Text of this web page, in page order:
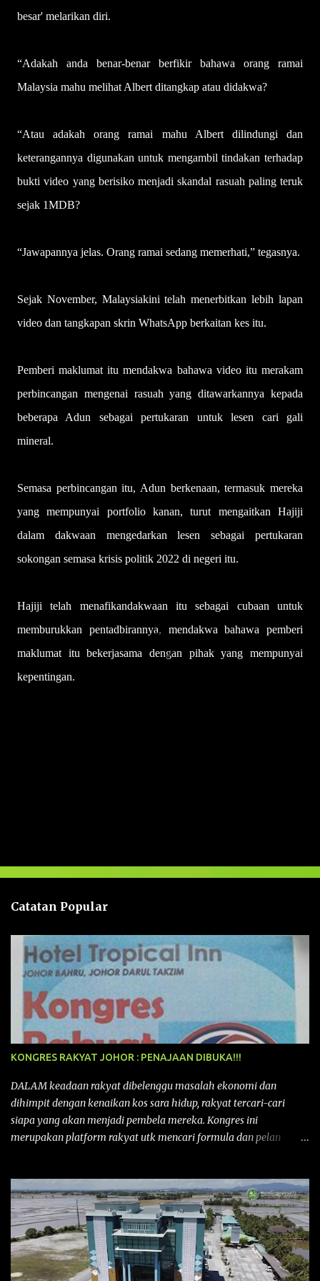
besar' melarikan diri.
“Adakah anda benar-benar berfikir bahawa orang ramai
Malaysia mahu melihat Albert ditangkap atau didakwa?
“Atau adakah orang ramai mahu Albert dilindungi dan
keterangannya digunakan untuk mengambil tindakan terhadap
bukti video yang berisiko menjadi skandal rasuah paling teruk
sejak 1MDB?
“Jawapannya jelas. Orang ramai sedang memerhati,” tegasnya.
Sejak November, Malaysiakini telah menerbitkan lebih lapan
video dan tangkapan skrin WhatsApp berkaitan kes itu.
Pemberi maklumat itu mendakwa bahawa video itu merakam
perbincangan mengenai rasuah yang ditawarkannya kepada
beberapa Adun sebagai pertukaran untuk lesen cari gali
mineral.
Semasa perbincangan itu, Adun berkenaan, termasuk mereka
yang mempunyai portfolio kanan, turut mengaitkan Hajiji
dalam dakwaan mengedarkan lesen sebagai pertukaran
sokongan semasa krisis politik 2022 di negeri itu.
Hajiji telah menafikandakwaan itu sebagai cubaan untuk
memburukkan pentadbirannya, mendakwa bahawa pemberi
maklumat itu bekerjasama dengan pihak yang mempunyai
kepentingan.
a
n
Catatan Popular
KONGRES RAKYAT JOHOR : PENAJAAN DIBUKA!!!
DALAM keadaan rakyat dibelenggu masalah ekonomi dan
dihimpit dengan kenaikan kos sara hidup, rakyat tercari-cari
siapa yang akan menjadi pembela mereka. Kongres ini
merupakan platform rakyat utk mencari formula dan pelan
pertama yang telah diadakan pada 12 September 2015 di Shah
Alam, Selangor, di peringkat kebangsaan dengan tema
“MEMBINA MALAYSIA SEJAHTERA”, Kongre s Rakyat di
peringkat negeri-negeri mula diadakan. Isu-isu rakyat yang telah
ditimbulkan di peringkat kebangsaan termasuklah isu-isu
ekonomi, sosial, pendidikan, pengurusan sumber, kesihatan,